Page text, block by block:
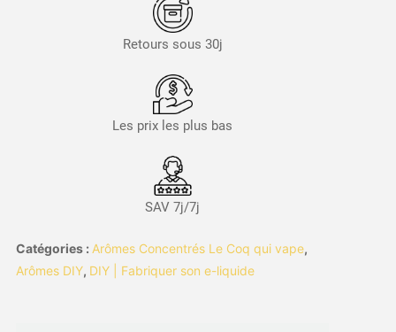
Retours sous 30j
Les prix les plus bas
SAV 7j/7j
Catégories : Arômes Concentrés Le Coq qui vape,
Arômes DIY, DIY | Fabriquer son e-liquide